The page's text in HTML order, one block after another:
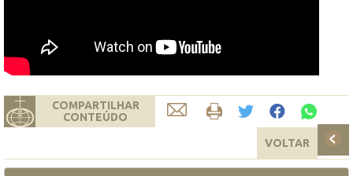
COMPARTILHAR
CONTEÚDO
VOLTAR